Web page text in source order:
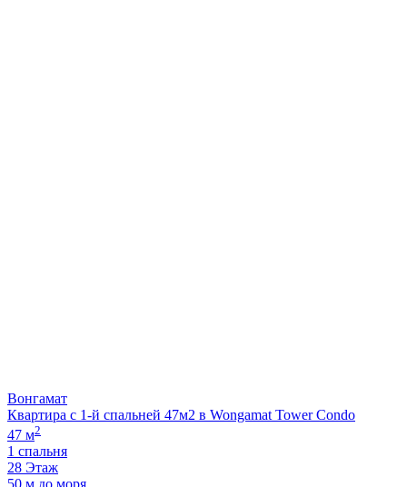
Вонгамат
Квартира с 1-й спальней 47м2 в Wongamat Tower Condo
47 м2
1 спальня
28 Этаж